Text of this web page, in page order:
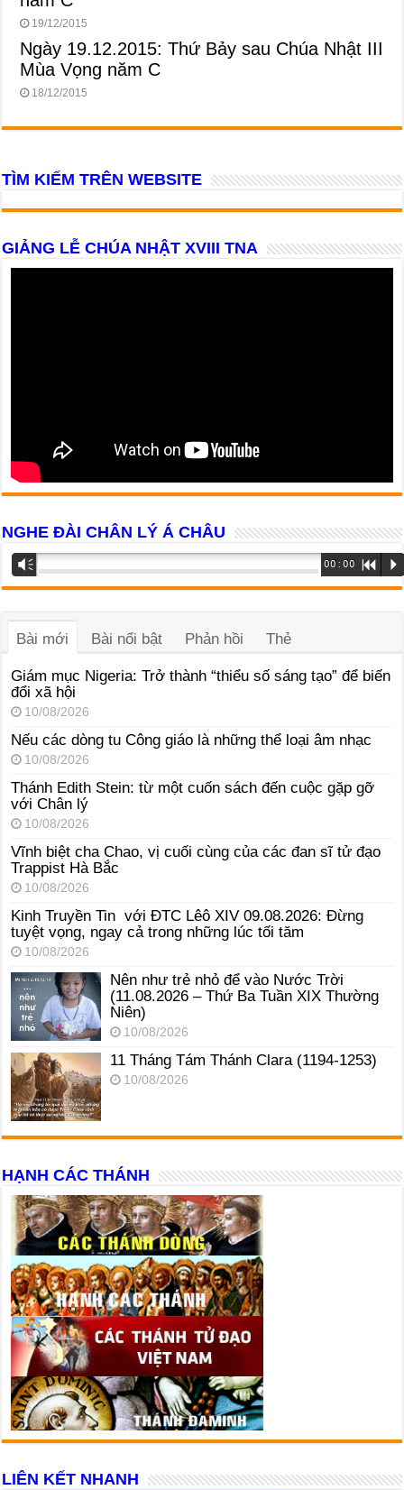
19/12/2015
Ngày 19.12.2015: Thứ Bảy sau Chúa Nhật III
Mùa Vọng năm C
18/12/2015
TÌM KIẾM TRÊN WEBSITE
GIẢNG LỄ CHÚA NHẬT XVIII TNA
NGHE ĐÀI CHÂN LÝ Á CHÂU
Trình
phát
âm
Vm 00:00 R P
Bài mới Bài nổi bật Phản hồi Thẻ
Giám mục Nigeria: Trở thành “thiểu số sáng tạo” để biến
đổi xã hội
10/08/2026
Nếu các dòng tu Công giáo là những thể loại âm nhạc
10/08/2026
Thánh Edith Stein: từ một cuốn sách đến cuộc gặp gỡ
với Chân lý
10/08/2026
Vĩnh biệt cha Chao, vị cuối cùng của các đan sĩ tử đạo
Trappist Hà Bắc
10/08/2026
Kinh Truyền Tin với ĐTC Lêô XIV 09.08.2026: Đừng
tuyệt vọng, ngay cả trong những lúc tối tăm
10/08/2026
Nên như trẻ nhỏ để vào Nước Trời
(11.08.2026 – Thứ Ba Tuần XIX Thường
Niên)
10/08/2026
11 Tháng Tám Thánh Clara (1194-1253)
10/08/2026
HẠNH CÁC THÁNH
LIÊN KẾT NHANH